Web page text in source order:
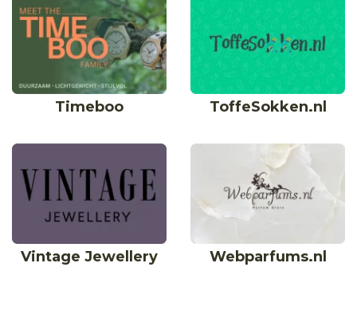
Timeboo ToffeSokken.nl
Vintage Jewellery Webparfums.nl